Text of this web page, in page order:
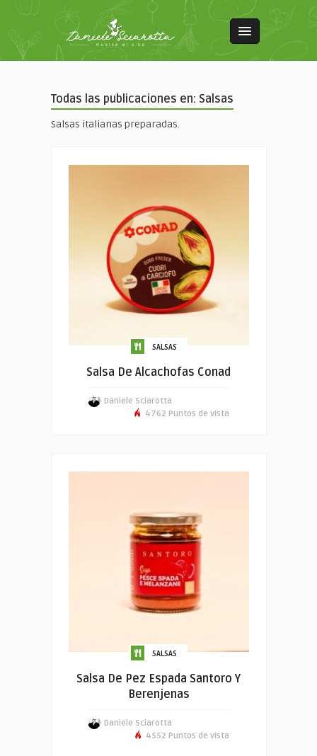
Todas las publicaciones en: Salsas
Salsas italianas preparadas.
SALSAS
Salsa De Alcachofas Conad
Daniele Sciarotta
4762 Puntos de vista
SALSAS
Salsa De Pez Espada Santoro Y
Berenjenas
Daniele Sciarotta
4552 Puntos de vista